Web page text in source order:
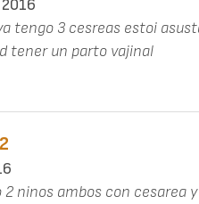
tengo 3 cesreas estoi
tener un parto vajinal
2 ninos ambos con cesarea